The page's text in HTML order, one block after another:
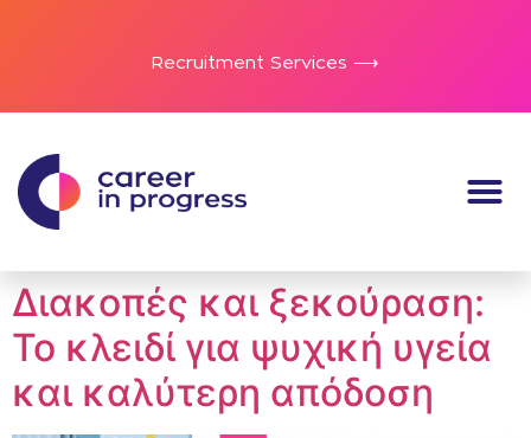
Recruitment Services ⟶
Διακοπές και ξεκούραση:
Το κλειδί για ψυχική υγεία
και καλύτερη απόδοση